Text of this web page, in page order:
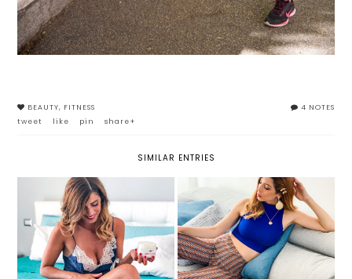
4 NOTES
BEAUTY, FITNESS
tweet
like pin share+
SIMILAR ENTRIES
PRONTA ALL'ESTATE CON
GAMBE IN FORMA CON THE
UNIQUE FORM
PROFUMI PER L'ESTATE:
MUGLER COLOGNE